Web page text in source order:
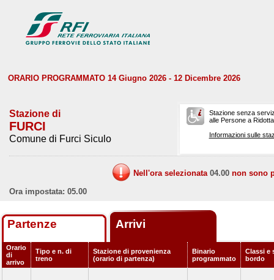
ORARIO PROGRAMMATO 14 Giugno 2026 - 12 Dicembre 2026
Stazione di
FURCI
Comune di Furci Siculo
Stazione senza
alle Persone a
Informazioni sulle
Nell'ora selezionata 04.00 non sono
Ora impostata: 05.00
Partenze Arrivi
Orario
di
arrivo
Tipo e n. di
treno
Stazione di provenienza
(orario di partenza)
Binario
programmato
Classi e
bordo